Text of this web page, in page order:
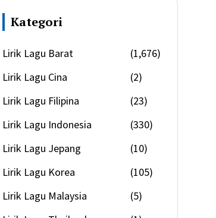
Kategori
Lirik Lagu Barat
(1,676)
Lirik Lagu Cina
(2)
Lirik Lagu Filipina
(23)
Lirik Lagu Indonesia
(330)
Lirik Lagu Jepang
(10)
Lirik Lagu Korea
(105)
Lirik Lagu Malaysia
(5)